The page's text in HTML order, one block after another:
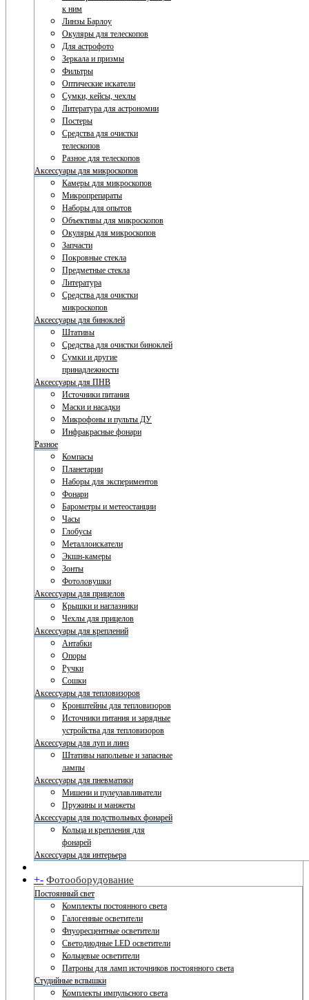
к ним
Линзы Барлоу
Окуляры для телескопов
Для астрофото
Зеркала и призмы
Фильтры
Оптические искатели
Сумки, кейсы, чехлы
Литература для астрономии
Постеры
Средства для очистки
телескопов
Разное для телескопов
Аксессуары для микроскопов
Камеры для микроскопов
Микропрепараты
Наборы для опытов
Объективы для микроскопов
Окуляры для микроскопов
Запчасти
Покровные стекла
Предметные стекла
Литература
Средства для очистки
микроскопов
Аксессуары для биноклей
Штативы
Средства для очистки биноклей
Сумки и другие
принадлежности
Аксессуары для ПНВ
Источники питания
Маски и насадки
Микрофоны и пульты ДУ
Инфракрасные фонари
Разное
Компасы
Планетарии
Наборы для экспериментов
Фонари
Барометры и метеостанции
Часы
Глобусы
Металлоискатели
Экшн-камеры
Зонты
Фотоловушки
Аксессуары для прицелов
Крышки и наглазники
Чехлы для прицелов
Аксессуары для креплений
Антабки
Опоры
Ручки
Сошки
Аксессуары для тепловизоров
Кронштейны для тепловизоров
Источники питания и зарядные
устройства для тепловизоров
Аксессуары для луп и линз
Штативы напольные и запасные
лампы
Аксессуары для пневматики
Мишени и пулеулавливатели
Пружины и манжеты
Аксессуары для подствольных фонарей
Кольца и крепления для
фонарей
Аксессуары для интерьера
+- Фотооборудование
Постоянный свет
Комплекты постоянного света
Галогенные осветители
Флуоресцентные осветители
Светодиодные LED осветители
Кольцевые осветители
Патроны для ламп источников постоянного света
Студийные вспышки
Комплекты импульсного света